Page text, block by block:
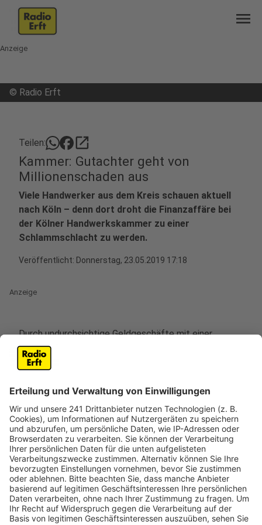
menu
Anzeige
© Radio Erft
Teilen: open_in_new
Kammer: Gutachter geht von
Millionenschaden aus
Viele Handwerker aus dem Kreis schauen aktuell
nach Köln – denn dort droht die Finanzaffäre bei
der Kölner Handwerkskammer zu einer
Schlammschlacht zu werden.
Veröffentlicht: Donnerstag, 23.05.2019 17:18
Anzeige
Durch undurchsichtige Geldgeschäfte mit einer
Tochterfirma soll der Kölner Handwerkskammer ein
Millionen Schaden entstanden sein. Der ehemalige
sich juristisch wehren. Im März waren unter anderem
fehlerhaft gebuchte Personalkosten bei einer
Tochtergesellschaft für Entwicklungshilfe
aufgefallen. Die Kammer entließ daraufhin die
Geschäftsführer.
Anzeige
Schaden in Millionenhöhe befürchtet